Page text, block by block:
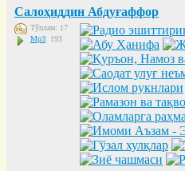
Салоҳиддин Абдуғаффор
Тўплам: 17
Mp3: 193